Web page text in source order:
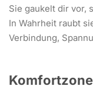
Sie gaukelt dir vor,
In Wahrheit raubt
Verbindung,